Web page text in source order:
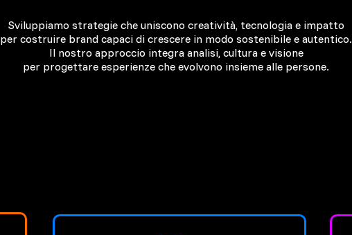
Sviluppiamo strategie che uniscono creatività, tecnologia e impatto
per costruire brand capaci di crescere in modo sostenibile e autentico.
Il nostro approccio integra analisi, cultura e visione
per progettare esperienze che evolvono insieme alle persone.